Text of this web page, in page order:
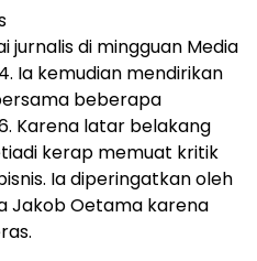
jurnalis di mingguan Media
Ia kemudian mendirikan
beberapa
Karena latar belakang
kerap memuat kritik
Ia diperingatkan oleh
Jakob Oetama karena